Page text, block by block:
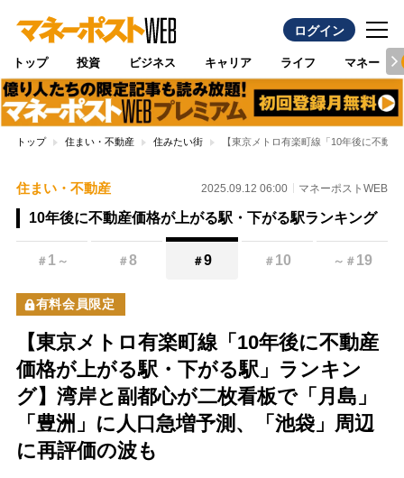
ログイン
トップ 投資 ビジネス キャリア ライフ マネー
トップ 住まい・不動産 住みたい街 【東京メトロ有楽町線「10年後に不動
住まい・不動産 2025.09.12 06:00 マネーポストWEB
10年後に不動産価格が上がる駅・下がる駅ランキング
＃ 1 ～ ＃8 ＃9 ＃ 10 ～ ＃ 19
有料会員限定
【東京メトロ有楽町線「10年後に不動産
価格が上がる駅・下がる駅」ランキン
グ】湾岸と副都心が二枚看板で「月島」
「豊洲」に人口急増予測、「池袋」周辺
に再評価の波も